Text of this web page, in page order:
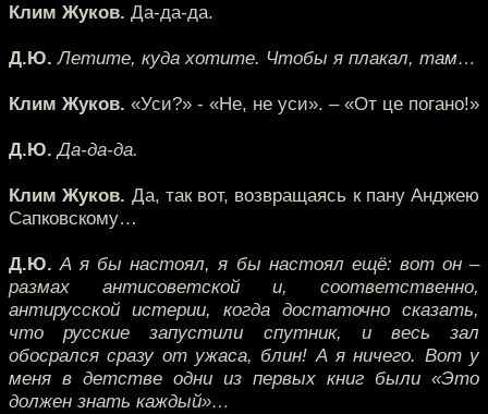
Клим Жуков. Да-да-да.
Д.Ю. Летите, куда хотите. Чтобы я плакал, там…
Клим Жуков. «Уси?» - «Не, не уси». – «От це погано!»
Д.Ю. Да-да-да.
Клим Жуков. Да, так вот, возвращаясь к пану Анджею
Сапковскому…
Д.Ю. А я бы настоял, я бы настоял ещё: вот он –
размах антисоветской и, соответственно,
антирусской истерии, когда достаточно сказать,
что русские запустили спутник, и весь зал
обосрался сразу от ужаса, блин! А я ничего. Вот у
меня в детстве одни из первых книг были «Это
должен знать каждый»…